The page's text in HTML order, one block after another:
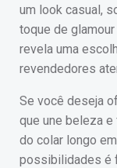
um look casual,
toque de
revela uma
revendedores
Se você deseja
que une beleza
do colar longo
possibilidades é